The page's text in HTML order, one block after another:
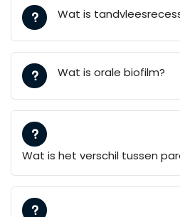
Wat is
Wat is orale biofilm?
Wat is het verschil tussen